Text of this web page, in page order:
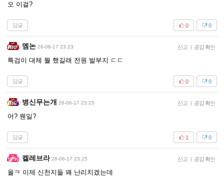
오 이걸?
답글 0
0
멤논 26-06-17 23:23 신고 공감 확인
특검이 대체 뭘 했길래 전원 발부지 ㄷㄷ
답글 0
0
병신무는개 26-06-17 23:25 신고 공감 확인
어? 웬일?
답글 0
1
켈레브라 26-06-17 23:25 신고 공감 확인
올ㅋ 이제 신천지들 꽤 난리치겠는데